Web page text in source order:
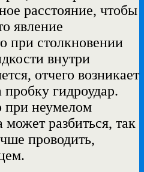
расстояние, чтобы
явление
при столкновении
внутри
отчего возникает
гидроудар.
при неумелом
разбиться, так
проводить,